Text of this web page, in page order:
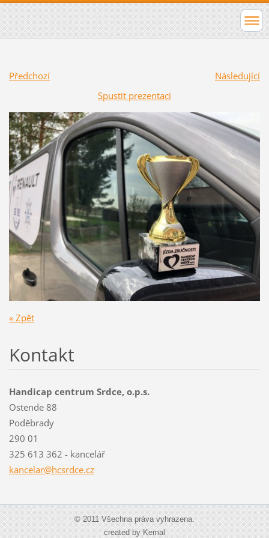
Předchozí
Následující
Spustit prezentaci
« Zpět
Kontakt
Handicap centrum Srdce, o.p.s.
Ostende 88
Poděbrady
290 01
325 613 362 - kancelář
kancelar@hcsrdce.cz
© 2011 Všechna práva vyhrazena.
created by Kemal